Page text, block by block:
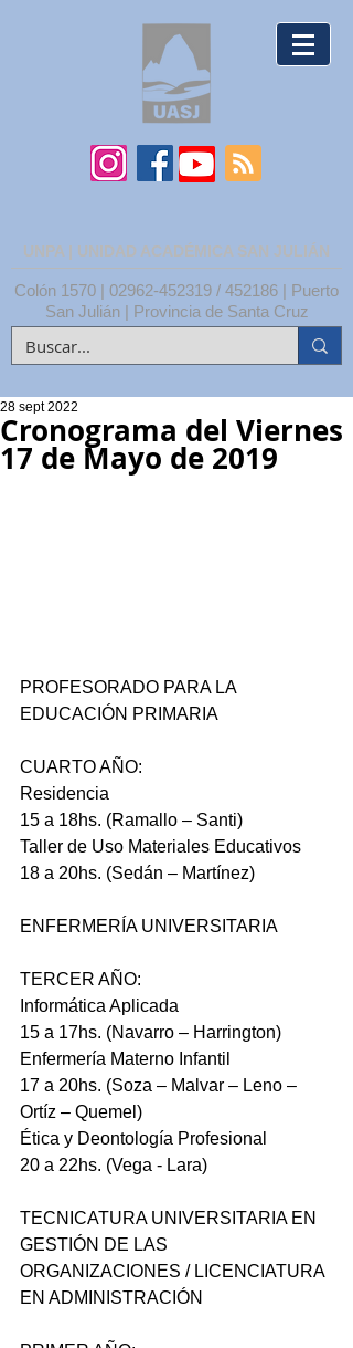
UNPA | UNIDAD ACADÉMICA SAN JULIÁN
Colón 1570 | 02962-452319 / 452186 | Puerto
San Julián | Provincia de Santa Cruz
Cronograma del Viernes
17 de Mayo de 2019
28 sept 2022
PROFESORADO PARA LA
EDUCACIÓN PRIMARIA
CUARTO AÑO:
Residencia
15 a 18hs. (Ramallo – Santi)
Taller de Uso Materiales Educativos
18 a 20hs. (Sedán – Martínez)
ENFERMERÍA UNIVERSITARIA
TERCER AÑO:
Informática Aplicada
15 a 17hs. (Navarro – Harrington)
Enfermería Materno Infantil
17 a 20hs. (Soza – Malvar – Leno –
Ortíz – Quemel)
Ética y Deontología Profesional
20 a 22hs. (Vega - Lara)
TECNICATURA UNIVERSITARIA EN
GESTIÓN DE LAS
ORGANIZACIONES / LICENCIATURA
EN ADMINISTRACIÓN